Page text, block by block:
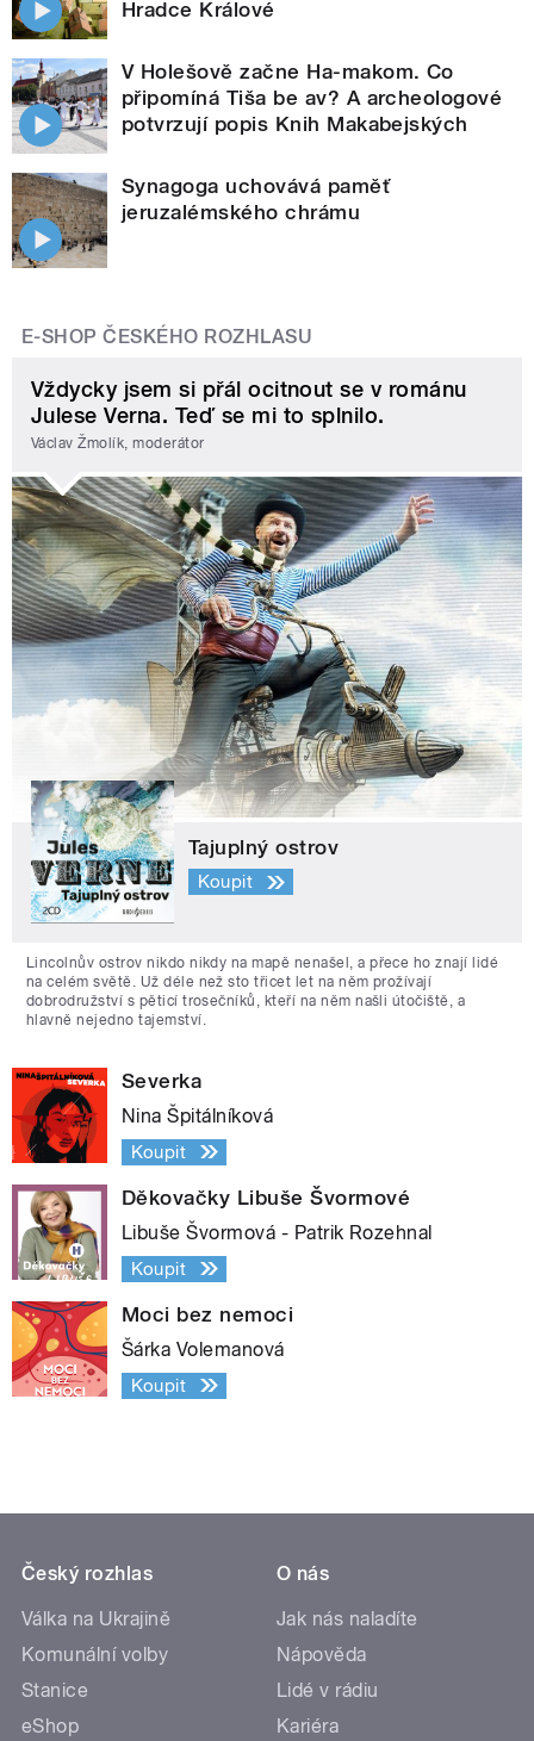
Hradce Králové
V Holešově začne Ha-makom. Co
připomíná Tiša be av? A archeologové
potvrzují popis Knih Makabejských
Synagoga uchovává paměť
jeruzalémského chrámu
E-SHOP ČESKÉHO ROZHLASU
Vždycky jsem si přál ocitnout se v románu
Julese Verna. Teď se mi to splnilo.
Václav Žmolík, moderátor
Tajuplný ostrov
Koupit
Lincolnův ostrov nikdo nikdy na mapě nenašel, a přece ho znají lidé
na celém světě. Už déle než sto třicet let na něm prožívají
dobrodružství s pěticí trosečníků, kteří na něm našli útočiště, a
hlavně nejedno tajemství.
Severka
Nina Špitálníková
Koupit
Děkovačky Libuše Švormové
Libuše Švormová - Patrik Rozehnal
Koupit
Moci bez nemoci
Šárka Volemanová
Koupit
Český rozhlas
Válka na Ukrajině
Komunální volby
Stanice
eShop
O nás
Jak nás naladíte
Nápověda
Lidé v rádiu
Kariéra